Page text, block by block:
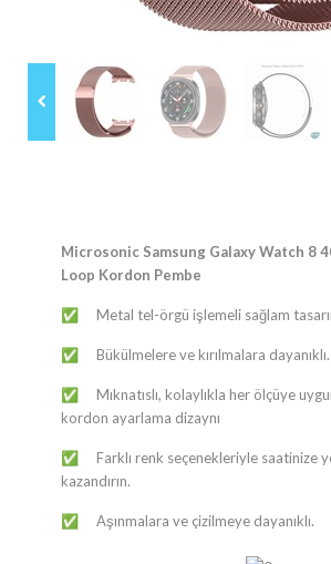
Microsonic Samsung Galaxy Watch 8
Loop Kordon Pembe
✅ ​​Metal tel-örgü işlemeli sağlam
✅ Bükülmelere ve kırılmalara dayanıklı.
✅ Mıknatıslı, kolaylıkla her ölçüye
kordon ayarlama dizaynı
✅ Farklı renk seçenekleriyle saatinize
kazandırın.
✅ ​​Aşınmalara ve çizilmeye dayanıklı.